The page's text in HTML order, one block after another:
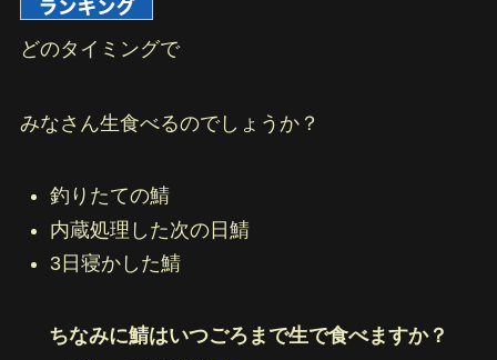
どのタイミングで
みなさん生食べるのでしょうか？
釣りたての鯖
内蔵処理した次の日鯖
3日寝かした鯖
ちなみに鯖はいつごろまで生で食べますか？